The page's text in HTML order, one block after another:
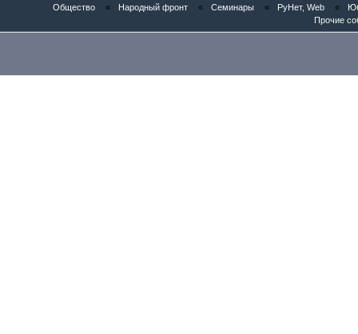
Общество
« Народный фронт « Семинары « РуНет, Web «
Прочие